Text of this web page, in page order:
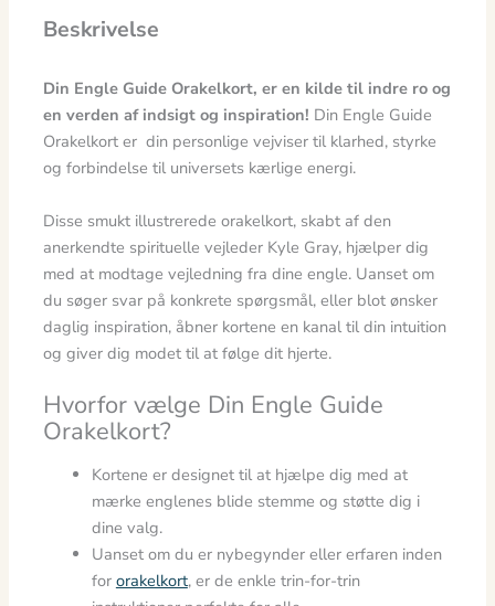
Beskrivelse
Din Engle Guide Orakelkort, er en kilde til indre ro og
en verden af indsigt og inspiration! Din Engle Guide
Orakelkort er din personlige vejviser til klarhed, styrke
og forbindelse til universets kærlige energi.
Disse smukt illustrerede orakelkort, skabt af den
anerkendte spirituelle vejleder Kyle Gray, hjælper dig
med at modtage vejledning fra dine engle. Uanset om
du søger svar på konkrete spørgsmål, eller blot ønsker
daglig inspiration, åbner kortene en kanal til din intuition
og giver dig modet til at følge dit hjerte.
Hvorfor vælge Din Engle Guide
Orakelkort?
Kortene er designet til at hjælpe dig med at
mærke englenes blide stemme og støtte dig i
dine valg.
Uanset om du er nybegynder eller erfaren inden
for orakelkort, er de enkle trin-for-trin